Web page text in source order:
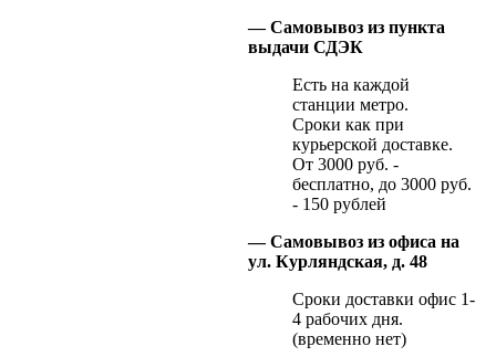
— Самовывоз из пункта
выдачи СДЭК
Есть на каждой
станции метро.
Сроки как при
курьерской доставке.
От 3000 руб. -
бесплатно, до 3000 руб.
- 150 рублей
— Самовывоз из офиса на
ул. Курляндская, д. 48
Сроки доставки офис 1-
4 рабочих дня.
(временно нет)